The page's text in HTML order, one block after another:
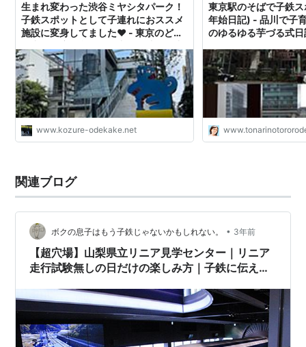
生まれ変わった渋谷ミヤシタパーク！
子鉄スポットとして子連れにおススメ
施設に変身してました❤︎ - 東京のど真
かけ日記
www.kozure-odekake.net
東京駅のそばで子鉄
年始日記) - 品川で子
のゆるゆる芋づる式
関連ブログ
ボクの息子はもう子鉄じゃないかもしれない。 • 3年前
【超穴場】山梨県立リニア見学センター｜リニア
走行試験無しの日だけの楽しみ方｜子鉄に伝えた